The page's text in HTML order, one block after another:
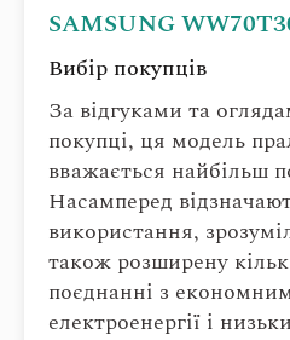
SAMSUNG
Вибір покупців
За відгуками та
покупці, ця модель
вважається найбільш
Насамперед
використання,
також розширену
поєднанні з
електроенергії і